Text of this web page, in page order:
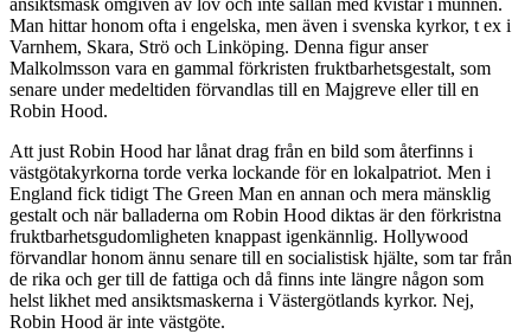
ansiktsmask omgiven av löv och inte sällan med kvistar i munnen.
Man hittar honom ofta i engelska, men även i svenska kyrkor, t ex i
Varnhem, Skara, Strö och Linköping. Denna figur anser
Malkolmsson vara en gammal förkristen fruktbarhetsgestalt, som
senare under medeltiden förvandlas till en Majgreve eller till en
Robin Hood.
Att just Robin Hood har lånat drag från en bild som återfinns i
västgötakyrkorna torde verka lockande för en lokalpatriot. Men i
England fick tidigt The Green Man en annan och mera mänsklig
gestalt och när balladerna om Robin Hood diktas är den förkristna
fruktbarhetsgudomligheten knappast igenkännlig. Hollywood
förvandlar honom ännu senare till en socialistisk hjälte, som tar från
de rika och ger till de fattiga och då finns inte längre någon som
helst likhet med ansiktsmaskerna i Västergötlands kyrkor. Nej,
Robin Hood är inte västgöte.